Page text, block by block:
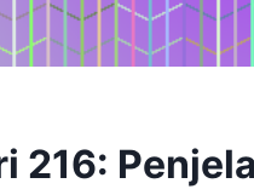
216: